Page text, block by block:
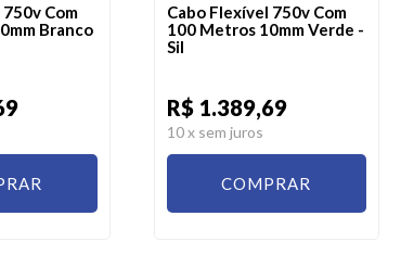
Com
Branco
Cabo Flexível 750v Com
100 Metros 10mm Verde -
Sil
R$ 1.389,69
10x sem juros
COMPRAR